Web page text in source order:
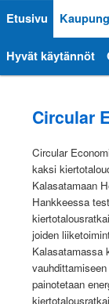
Päävalikko
Siirry
sisältöön
Siirry
toissijaiseen
Etusivu
Hyvät käytännöt
Circular
Circular
kaksi
Kalasatamaan
Hankkeessa
joiden
Kalasatamassa
painotetaan